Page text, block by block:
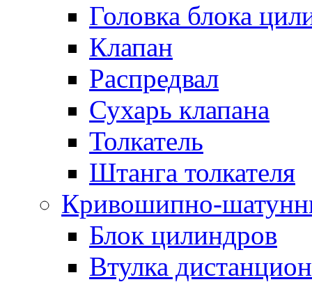
Головка блока
Клапан
Распредвал
Сухарь клапана
Толкатель
Штанга толкателя
Кривошипно-
Блок цилиндров
Втулка